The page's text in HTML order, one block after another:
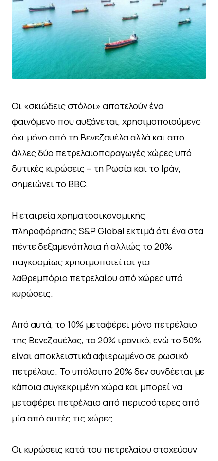
Οι «σκιώδεις στόλοι» αποτελούν ένα
φαινόμενο που αυξάνεται, χρησιμοποιούμενο
όχι μόνο από τη Βενεζουέλα αλλά και από
άλλες δύο πετρελαιοπαραγωγές χώρες υπό
δυτικές κυρώσεις – τη Ρωσία και το Ιράν,
σημειώνει το BBC.
Η εταιρεία χρηματοοικονομικής
πληροφόρησης S&P Global εκτιμά ότι ένα στα
πέντε δεξαμενόπλοια ή αλλιώς το 20%
παγκοσμίως χρησιμοποιείται για
λαθρεμπόριο πετρελαίου από χώρες υπό
κυρώσεις.
Από αυτά, το 10% μεταφέρει μόνο πετρέλαιο
της Βενεζουέλας, το 20% ιρανικό, ενώ το 50%
είναι αποκλειστικά αφιερωμένο σε ρωσικό
πετρέλαιο. Το υπόλοιπο 20% δεν συνδέεται με
κάποια συγκεκριμένη χώρα και μπορεί να
μεταφέρει πετρέλαιο από περισσότερες από
μία από αυτές τις χώρες.
Οι κυρώσεις κατά του πετρελαίου στοχεύουν